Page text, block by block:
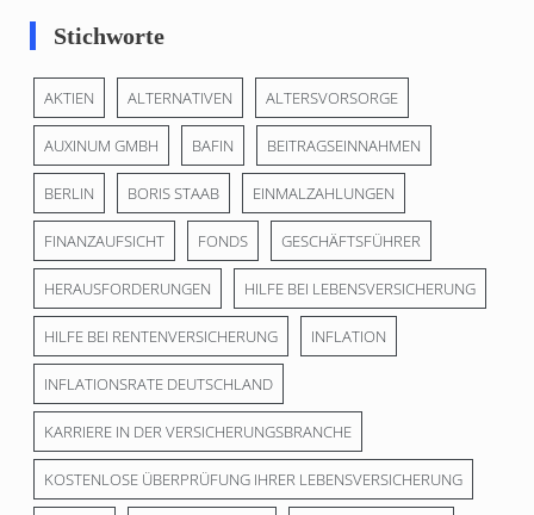
Stichworte
AKTIEN ALTERNATIVEN ALTERSVORSORGE
AUXINUM GMBH BAFIN BEITRAGSEINNAHMEN
BERLIN BORIS STAAB EINMALZAHLUNGEN
FINANZAUFSICHT FONDS GESCHÄFTSFÜHRER
HERAUSFORDERUNGEN HILFE BEI LEBENSVERSICHERUNG
HILFE BEI RENTENVERSICHERUNG INFLATION
INFLATIONSRATE DEUTSCHLAND
KARRIERE IN DER VERSICHERUNGSBRANCHE
KOSTENLOSE ÜBERPRÜFUNG IHRER LEBENSVERSICHERUNG